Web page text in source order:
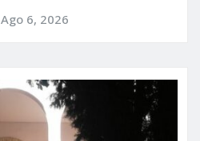
Ago 6, 2026